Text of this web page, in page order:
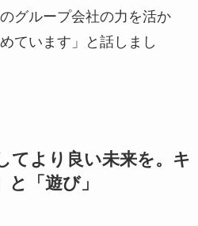
グループ会社の力を活か
ています」と話しまし
てより良い未来を。キ
「遊び」